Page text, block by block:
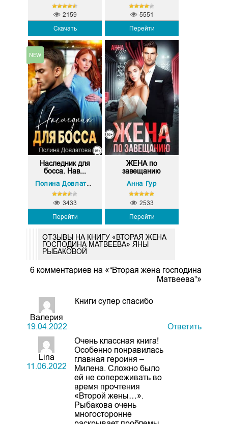
Скачать
2159
Перейти
5551
Наследник для
босса. Нав...
Полина Довлатова
Перейти
3433
ЖЕНА по
завещанию
Анна Гур
Перейти
2533
ОТЗЫВЫ НА КНИГУ «ВТОРАЯ ЖЕНА
ГОСПОДИНА МАТВЕЕВА» ЯНЫ
РЫБАКОВОЙ
6 комментариев на «“Вторая жена господина
Матвеева”»
Валерия
19.04.2022
Книги супер спасибо
Ответить
Lina
11.06.2022
Очень классная книга!
Особенно понравилась
главная героиня –
Милена. Сложно было
ей не сопереживать во
время прочтения
«Второй жены…».
Рыбакова очень
многосторонне